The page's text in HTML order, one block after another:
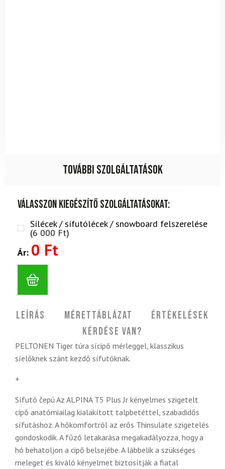
További szolgáltatások
Válasszon kiegészítő szolgáltatásokat:
Sílécek / sífutólécek / snowboard felszerelése
(6 000 Ft)
Ár: 0 Ft
Leírás Mérettáblázat
Értékelések
Kérdése van?
PELTONEN Tiger túra sícipő mérleggel, klasszikus
síelőknek szánt kezdő sífutóknak.
+
Sífutó čepú Az ALPINA T5 Plus Jr kényelmes szigetelt
cipő anatómiailag kialakított talpbetéttel, szabadidős
sífutáshoz. A hőkomfortról az erős Thinsulate szigetelés
gondoskodik. A fűző letakarása megakadályozza, hogy a
hó behatoljon a cipő belsejébe. A lábbelik a szükséges
meleget és kiváló kényelmet biztosítják a fiatal